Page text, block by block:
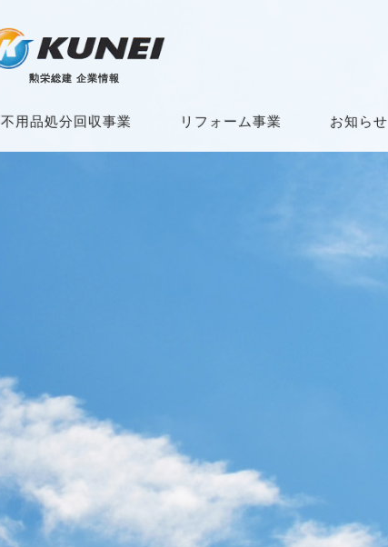
勲栄総建 企業情報
不用品処分回収事業 リフォーム事業 お知らせ